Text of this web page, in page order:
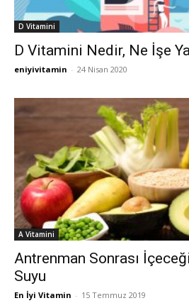
D Vitamini
D Vitamini Nedir, Ne İşe
eniyivitamin - 24 Nisan 2020
A Vitamini
Antrenman Sonrası
Suyu
En İyi Vitamin - 15 Temmuz 2019